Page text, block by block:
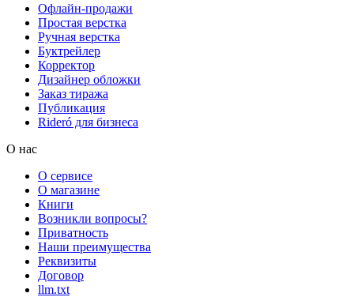
Офлайн-продажи
Простая верстка
Ручная верстка
Буктрейлер
Корректор
Дизайнер обложки
Заказ тиража
Публикация
Rideró для бизнеса
О нас
О сервисе
О магазине
Книги
Возникли вопросы?
Приватность
Наши преимущества
Реквизиты
Договор
llm.txt